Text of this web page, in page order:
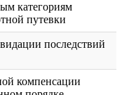
категориям
путевки
последствий
компенсации